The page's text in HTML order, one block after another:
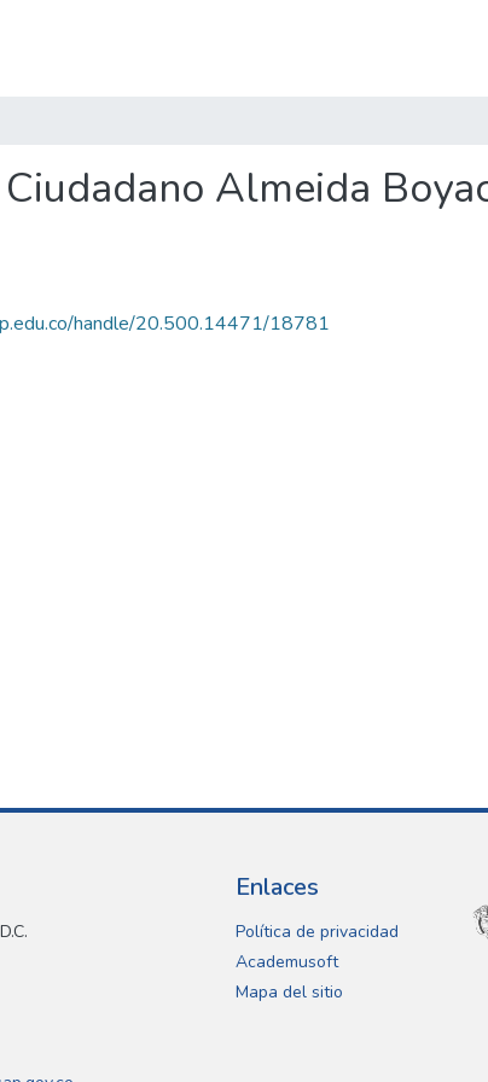
Almeida
handle/20.500.14471/18781
Enlaces
Política de privacidad
Academusoft
Mapa del sitio